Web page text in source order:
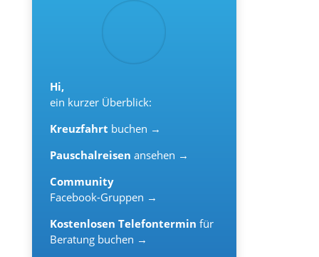
Hi,
ein kurzer Überblick:
Kreuzfahrt buchen →
Pauschalreisen ansehen →
Community
Facebook-Gruppen →
Kostenlosen Telefontermin für
Beratung buchen →